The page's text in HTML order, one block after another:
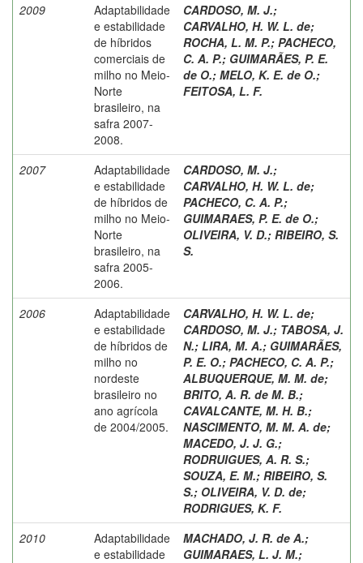
2009
Adaptabilidade
e estabilidade
de híbridos
comerciais de
milho no Meio-
Norte
brasileiro, na
safra 2007-
2008.
CARDOSO, M. J.;
CARVALHO, H. W. L. de;
ROCHA, L. M. P.; PACHECO,
C. A. P.; GUIMARÃES, P. E.
de O.; MELO, K. E. de O.;
FEITOSA, L. F.
2007
Adaptabilidade
e estabilidade
de híbridos de
milho no Meio-
Norte
brasileiro, na
safra 2005-
2006.
CARDOSO, M. J.;
CARVALHO, H. W. L. de;
PACHECO, C. A. P.;
GUIMARAES, P. E. de O.;
OLIVEIRA, V. D.; RIBEIRO, S.
S.
2006
Adaptabilidade
e estabilidade
de híbridos de
milho no
nordeste
brasileiro no
ano agrícola
de 2004/2005.
CARVALHO, H. W. L. de;
CARDOSO, M. J.; TABOSA, J.
N.; LIRA, M. A.; GUIMARÃES,
P. E. O.; PACHECO, C. A. P.;
ALBUQUERQUE, M. M. de;
BRITO, A. R. de M. B.;
CAVALCANTE, M. H. B.;
NASCIMENTO, M. M. A. de;
MACEDO, J. J. G.;
RODRUIGUES, A. R. S.;
SOUZA, E. M.; RIBEIRO, S.
S.; OLIVEIRA, V. D. de;
RODRIGUES, K. F.
2010
Adaptabilidade
e estabilidade
MACHADO, J. R. de A.;
GUIMARAES, L. J. M.;